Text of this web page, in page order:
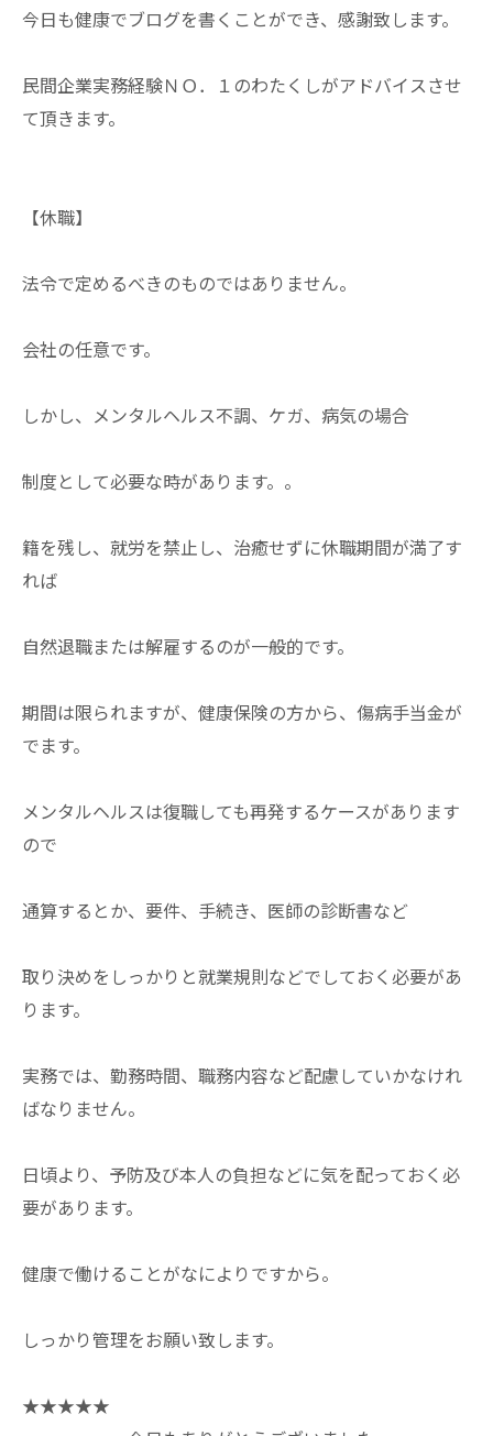
今日も健康でブログを書くことができ、感謝致します。
民間企業実務経験ＮＯ．１のわたくしがアドバイスさせ
て頂きます。
【休職】
法令で定めるべきのものではありません。
会社の任意です。
しかし、メンタルヘルス不調、ケガ、病気の場合
制度として必要な時があります。。
籍を残し、就労を禁止し、治癒せずに休職期間が満了す
れば
自然退職または解雇するのが一般的です。
期間は限られますが、健康保険の方から、傷病手当金が
でます。
メンタルヘルスは復職しても再発するケースがあります
ので
通算するとか、要件、手続き、医師の診断書など
取り決めをしっかりと就業規則などでしておく必要があ
ります。
実務では、勤務時間、職務内容など配慮していかなけれ
ばなりません。
日頃より、予防及び本人の負担などに気を配っておく必
要があります。
健康で働けることがなによりですから。
しっかり管理をお願い致します。
★★★★★